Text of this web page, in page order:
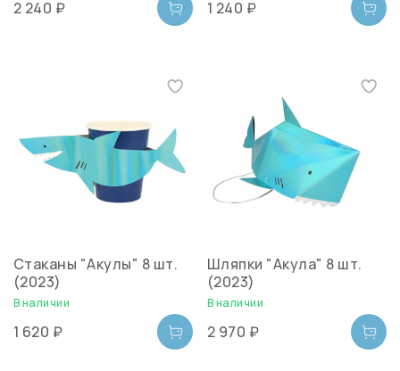
2 240 ₽ 1 240 ₽
Стаканы "Акулы" 8 шт.
(2023)
В наличии
1 620 ₽
Шляпки "Акула" 8 шт.
(2023)
В наличии
2 970 ₽